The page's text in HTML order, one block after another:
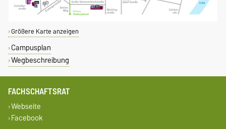
Größere Karte anzeigen
Campusplan
Wegbeschreibung
FACHSCHAFTSRAT
Webseite
Facebook